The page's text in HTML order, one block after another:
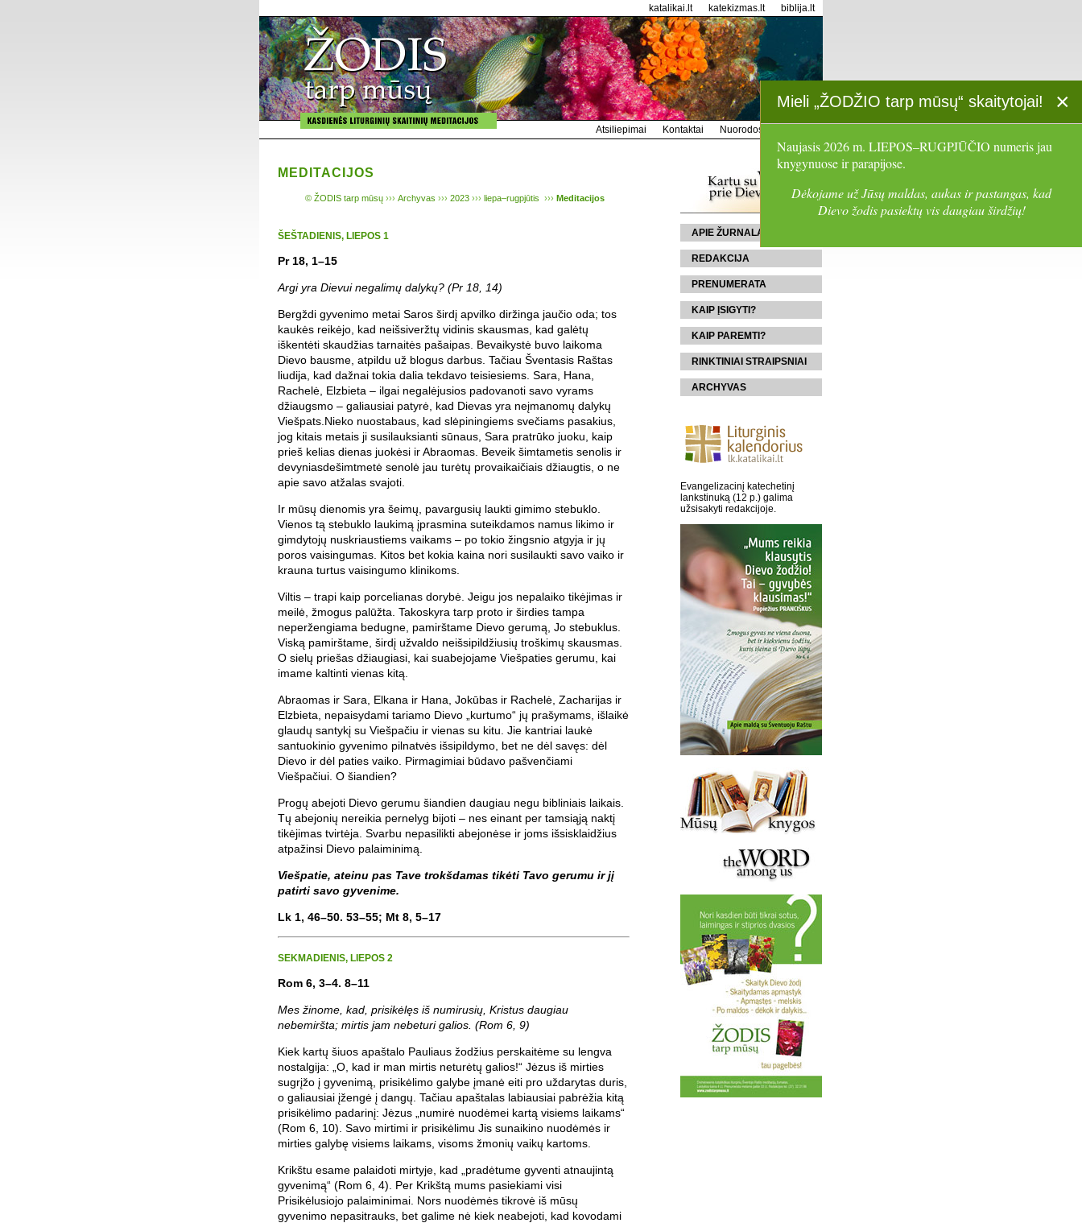
katalikai.lt katekizmas.lt biblija.lt
Atsiliepimai Kontaktai Nuorodos
MEDITACIJOS
© ŽODIS tarp mūsų ››› Archyvas ››› 2023 ››› liepa–rugpjūtis ››› Meditacijos
ŠEŠTADIENIS, LIEPOS 1
Pr 18, 1–15
Argi yra Dievui negalimų dalykų? (Pr 18, 14)
Bergždi gyvenimo metai Saros širdį apvilko diržinga jaučio oda; tos
kaukės reikėjo, kad neišsiveržtų vidinis skausmas, kad galėtų
iškentėti skaudžias tarnaitės pašaipas. Bevaikystė buvo laikoma
Dievo bausme, atpildu už blogus darbus. Tačiau Šventasis Raštas
liudija, kad dažnai tokia dalia tekdavo teisiesiems. Sara, Hana,
Rachelė, Elzbieta – ilgai negalėjusios padovanoti savo vyrams
džiaugsmo – galiausiai patyrė, kad Dievas yra neįmanomų dalykų
Viešpats.Nieko nuostabaus, kad slėpiningiems svečiams pasakius,
jog kitais metais ji susilauksianti sūnaus, Sara pratrūko juoku, kaip
prieš kelias dienas juokėsi ir Abraomas. Beveik šimtametis senolis ir
devyniasdešimtmetė senolė jau turėtų provaikaičiais džiaugtis, o ne
apie savo atžalas svajoti.
Ir mūsų dienomis yra šeimų, pavargusių laukti gimimo stebuklo.
Vienos tą stebuklo laukimą įprasmina suteikdamos namus likimo ir
gimdytojų nuskriaustiems vaikams – po tokio žingsnio atgyja ir jų
poros vaisingumas. Kitos bet kokia kaina nori susilaukti savo vaiko ir
krauna turtus vaisingumo klinikoms.
Viltis – trapi kaip porcelianas dorybė. Jeigu jos nepalaiko tikėjimas ir
meilė, žmogus palūžta. Takoskyra tarp proto ir širdies tampa
neperžengiama bedugne, pamirštame Dievo gerumą, Jo stebuklus.
Viską pamirštame, širdį užvaldo neišsipildžiusių troškimų skausmas.
O sielų priešas džiaugiasi, kai suabejojame Viešpaties gerumu, kai
imame kaltinti vienas kitą.
Abraomas ir Sara, Elkana ir Hana, Jokūbas ir Rachelė, Zacharijas ir
Elzbieta, nepaisydami tariamo Dievo „kurtumo“ jų prašymams, išlaikė
glaudų santykį su Viešpačiu ir vienas su kitu. Jie kantriai laukė
santuokinio gyvenimo pilnatvės išsipildymo, bet ne dėl savęs: dėl
Dievo ir dėl paties vaiko. Pirmagimiai būdavo pašvenčiami
Viešpačiui. O šiandien?
Progų abejoti Dievo gerumu šiandien daugiau negu bibliniais laikais.
Tų abejonių nereikia pernelyg bijoti – nes einant per tamsiąją naktį
tikėjimas tvirtėja. Svarbu nepasilikti abejonėse ir joms išsisklaidžius
atpažinsi Dievo palaiminimą.
Viešpatie, ateinu pas Tave trokšdamas tikėti Tavo gerumu ir jį
patirti savo gyvenime.
Lk 1, 46–50. 53–55; Mt 8, 5–17
SEKMADIENIS, LIEPOS 2
Rom 6, 3–4. 8–11
Mes žinome, kad, prisikėlęs iš numirusių, Kristus daugiau
nebemiršta; mirtis jam nebeturi galios. (Rom 6, 9)
Kiek kartų šiuos apaštalo Pauliaus žodžius perskaitėme su lengva
nostalgija: „O, kad ir man mirtis neturėtų galios!“ Jėzus iš mirties
sugrįžo į gyvenimą, prisikėlimo galybe įmanė eiti pro uždarytas duris,
o galiausiai įžengė į dangų. Tačiau apaštalas labiausiai pabrėžia kitą
prisikėlimo padarinį: Jėzus „numirė nuodėmei kartą visiems laikams“
(Rom 6, 10). Savo mirtimi ir prisikėlimu Jis sunaikino nuodėmės ir
mirties galybę visiems laikams, visoms žmonių vaikų kartoms.
Krikštu esame palaidoti mirtyje, kad „pradėtume gyventi atnaujintą
gyvenimą“ (Rom 6, 4). Per Krikštą mums pasiekiami visi
Prisikėlusiojo palaiminimai. Nors nuodėmės tikrovė iš mūsų
gyvenimo nepasitrauks, bet galime nė kiek neabejoti, kad kovodami
APIE ŽURNALĄ
REDAKCIJA
PRENUMERATA
KAIP ĮSIGYTI?
KAIP PAREMTI?
RINKTINIAI STRAIPSNIAI
ARCHYVAS
Evangelizacinį katechetinį
lankstinuką (12 p.) galima
užsisakyti redakcijoje.
Mieli „ŽODŽIO tarp mūsų“ skaitytojai! ×
Naujasis 2026 m. LIEPOS–RUGPJŪČIO numeris jau
knygynuose ir parapijose.
Dėkojame už Jūsų maldas, aukas ir pastangas, kad
Dievo žodis pasiektų vis daugiau širdžių!